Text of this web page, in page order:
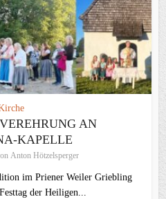
AN
KAPELLE
Anton Hötzelsperger
im Priener Weiler Griebling
der Heiligen...